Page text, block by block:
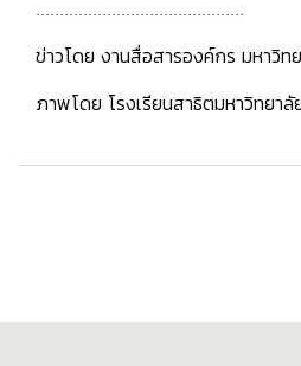
ข่าวโดย งานสื่อสารองค์กร มหาวิ
ภาพโดย โรงเรียนสาธิตมหาวิทยา